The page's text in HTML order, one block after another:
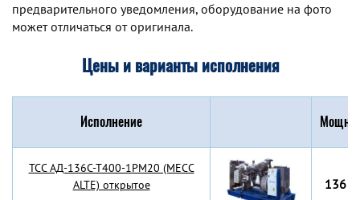
предварительного уведомления, оборудование на фото
может отличаться от оригинала.
Цены и варианты исполнения
Исполнение
TCC АД-136С-Т400-1РМ20 (MECC
ALTE) открытое
136